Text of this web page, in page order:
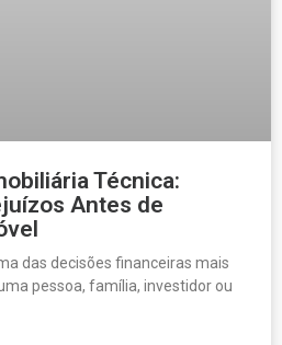
Técnica:
Antes de
das decisões financeiras mais
pessoa, família, investidor ou